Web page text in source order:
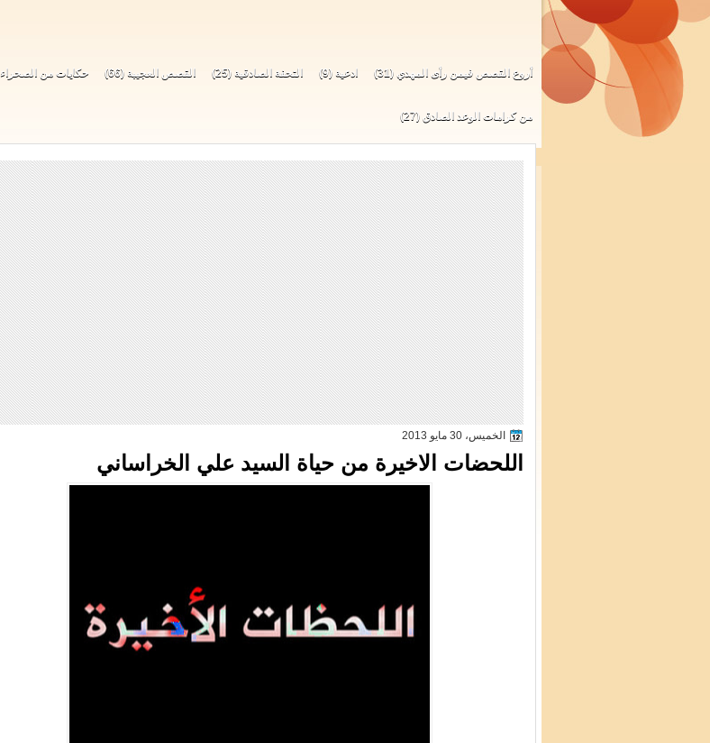
أروع القصص فيمن رأى المهدي (31) ادعية (9) التحفة الصادقية (25) القصص العجيبة (66) حكايات من الصحراء
من كرامات الوعد الصادق (27)
الخميس، 30 مايو 2013
اللحضات الاخيرة من حياة السيد علي الخراساني